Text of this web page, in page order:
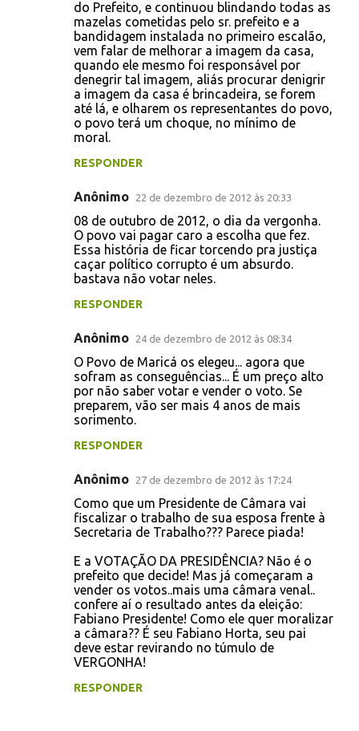
do Prefeito, e continuou blindando todas as
mazelas cometidas pelo sr. prefeito e a
bandidagem instalada no primeiro escalão,
vem falar de melhorar a imagem da casa,
quando ele mesmo foi responsável por
denegrir tal imagem, aliás procurar denigrir
a imagem da casa é brincadeira, se forem
até lá, e olharem os representantes do povo,
o povo terá um choque, no mínimo de
moral.
RESPONDER
Anônimo 22 de dezembro de 2012 às 20:33
08 de outubro de 2012, o dia da vergonha.
O povo vai pagar caro a escolha que fez.
Essa história de ficar torcendo pra justiça
caçar político corrupto é um absurdo.
bastava não votar neles.
RESPONDER
Anônimo 24 de dezembro de 2012 às 08:34
O Povo de Maricá os elegeu... agora que
sofram as conseguências... É um preço alto
por não saber votar e vender o voto. Se
preparem, vão ser mais 4 anos de mais
sorimento.
RESPONDER
Anônimo 27 de dezembro de 2012 às 17:24
Como que um Presidente de Câmara vai
fiscalizar o trabalho de sua esposa frente à
Secretaria de Trabalho??? Parece piada!
E a VOTAÇÃO DA PRESIDÊNCIA? Não é o
prefeito que decide! Mas já começaram a
vender os votos..mais uma câmara venal..
confere aí o resultado antes da eleição:
Fabiano Presidente! Como ele quer moralizar
a câmara?? É seu Fabiano Horta, seu pai
deve estar revirando no túmulo de
VERGONHA!
RESPONDER